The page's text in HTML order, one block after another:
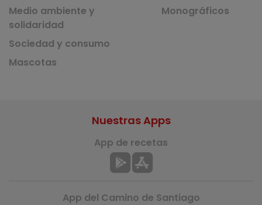
Medio ambiente y
solidaridad
Sociedad y consumo
Mascotas
Monográficos
Nuestras Apps
App de recetas
App del Camino de Santiago